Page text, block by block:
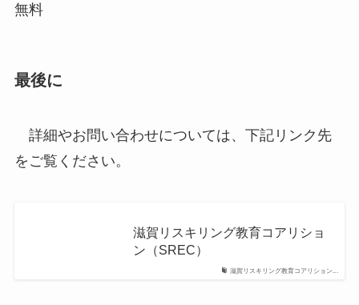
無料
最後に
詳細やお問い合わせについては、下記リンク先
をご覧ください。
滋賀リスキリング教育コアリション...
滋賀リスキリング教育コアリショ
ン（SREC）